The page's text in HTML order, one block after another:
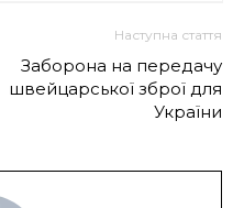
Наступна стаття
Заборона на передачу
швейцарської зброї для
України